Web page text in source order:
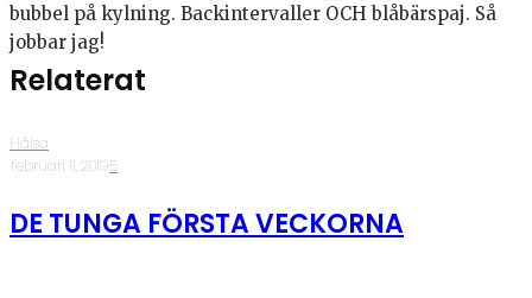
bubbel på kylning. Backintervaller OCH blåbärspaj. Så
jobbar jag!
Relaterat
Hälsa
·februari 11, 2019·5
DE TUNGA FÖRSTA VECKORNA